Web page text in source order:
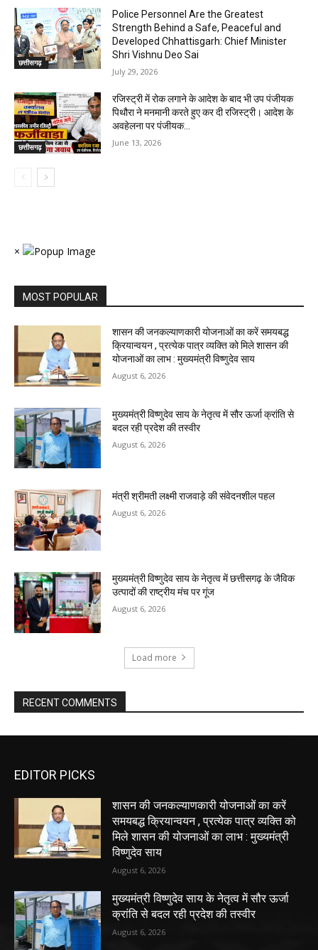
छत्तीसगढ़
Police Personnel Are the Greatest
Strength Behind a Safe, Peaceful and
Developed Chhattisgarh: Chief Minister
Shri Vishnu Deo Sai
July 29, 2026
छत्तीसगढ़
रजिस्ट्री में रोक लगाने के आदेश के बाद भी उप पंजीयक
पिथौरा ने मनमानी करते हुए कर दी रजिस्ट्री। आदेश के
अवहेलना पर पंजीयक...
June 13, 2026
×
MOST POPULAR
शासन की जनकल्याणकारी योजनाओं का करें समयबद्ध
क्रियान्वयन , प्रत्येक पात्र व्यक्ति को मिले शासन की
योजनाओं का लाभ : मुख्यमंत्री विष्णुदेव साय
August 6, 2026
मुख्यमंत्री विष्णुदेव साय के नेतृत्व में सौर ऊर्जा क्रांति से
बदल रही प्रदेश की तस्वीर
August 6, 2026
मंत्री श्रीमती लक्ष्मी राजवाड़े की संवेदनशील पहल
August 6, 2026
मुख्यमंत्री विष्णुदेव साय के नेतृत्व में छत्तीसगढ़ के जैविक
उत्पादों की राष्ट्रीय मंच पर गूंज
August 6, 2026
Load more
RECENT COMMENTS
EDITOR PICKS
शासन की जनकल्याणकारी योजनाओं का करें
समयबद्ध क्रियान्वयन , प्रत्येक पात्र व्यक्ति को
मिले शासन की योजनाओं का लाभ : मुख्यमंत्री
विष्णुदेव साय
August 6, 2026
मुख्यमंत्री विष्णुदेव साय के नेतृत्व में सौर ऊर्जा
क्रांति से बदल रही प्रदेश की तस्वीर
August 6, 2026